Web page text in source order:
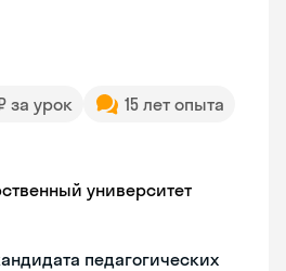
за урок
15 лет опыта
университет
педагогических